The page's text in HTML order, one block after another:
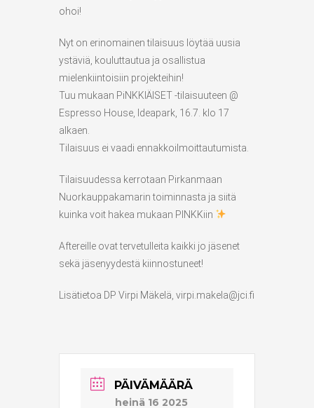
ohoi!
Nyt on erinomainen tilaisuus löytää uusia
ystäviä, kouluttautua ja osallistua
mielenkiintoisiin projekteihin!
Tuu mukaan PiNKKIÄISET -tilaisuuteen @
Espresso House, Ideapark, 16.7. klo 17
alkaen.
Tilaisuus ei vaadi ennakkoilmoittautumista.
Tilaisuudessa kerrotaan Pirkanmaan
Nuorkauppakamarin toiminnasta ja siitä
kuinka voit hakea mukaan PINKKiin
Aftereille ovat tervetulleita kaikki jo jäsenet
sekä jäsenyydestä kiinnostuneet!
Lisätietoa DP Virpi Mäkelä, virpi.makela@jci.fi
PÄIVÄMÄÄRÄ
heinä 16 2025